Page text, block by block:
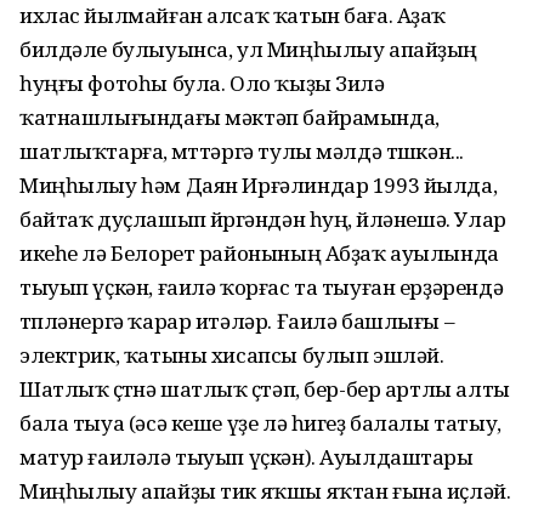
ихлас йылмайған алсаҡ ҡатын баға. Аҙаҡ
билдәле булыуынса, ул Миңһылыу апайҙың
һуңғы фотоһы була. Оло ҡыҙы Зилә
ҡатнашлығындағы мәктәп байрамында,
шатлыҡтарға, өмөттәргә тулы мәлдә төшкән...
Миңһылыу һәм Даян Ирғәлиндар 1993 йылда,
байтаҡ дуҫлашып йөрөгәндән һуң, өйләнешә. Улар
икеһе лә Белорет районының Абҙаҡ ауылында
тыуып үҫкән, ғаилә ҡорғас та тыуған ерҙәрендә
төпләнергә ҡарар итәләр. Ғаилә башлығы –
электрик, ҡатыны хисапсы булып эшләй.
Шатлыҡ өҫтөнә шатлыҡ өҫтәп, бер-бер артлы алты
бала тыуа (әсә кеше үҙе лә һигеҙ балалы татыу,
матур ғаиләлә тыуып үҫкән). Ауылдаштары
Миңһылыу апайҙы тик яҡшы яҡтан ғына иҫләй.